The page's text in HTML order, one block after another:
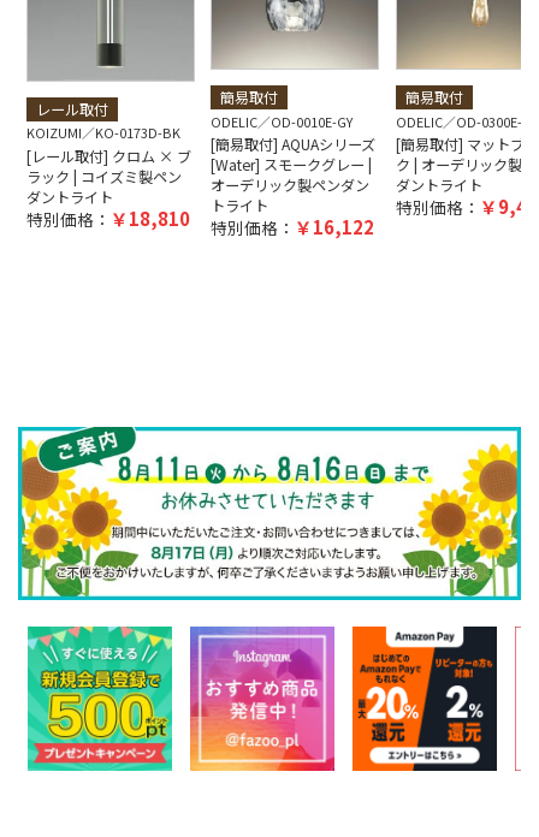
レール取付
KOIZUMI KO-0173D-BK
[レール取付] クロム × ブ
ラック | コイズミ製ペン
ダントライト
特別価格： 18,810
簡易取付
ODELIC OD-0010E-GY
[簡易取付] AQUAシリーズ
[Water] スモークグレー |
オーデリック製ペンダン
トライト
特別価格： 16,122
簡易取付
ODELIC OD-0300E-BK
[簡易取付] マットブ
ク | オーデリック製
ダントライト
特別価格：